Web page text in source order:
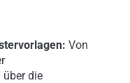
Von
die